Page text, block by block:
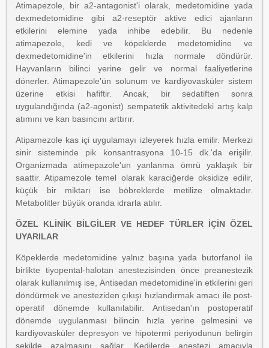
Atimapezole, bir a2-antagonist'i olarak, medetomidine yada
dexmedetomidine gibi a2-reseptör aktive edici ajanların
etkilerini elemine yada inhibe edebilir. Bu nedenle
atimapezole, kedi ve köpeklerde medetomidine ve
dexmedetomidine'in etkilerini hızla normale döndürür.
Hayvanların bilinci yerine gelir ve normal faaliyetlerine
dönerler. Atimapezole'ün solunum ve kardiyovasküler sistem
üzerine etkisi hafiftir. Ancak, bir sedatiften sonra
uygulandığında (a2-agonist) sempatetik aktivitedeki artış kalp
atımını ve kan basıncını arttırır.
Atipamezole kas içi uygulamayı izleyerek hızla emilir. Merkezi
sinir sisteminde pik konsantrasyona 10-15 dk.'da erişilir.
Organizmada atimepazole'un yanlanma ömrü yaklaşık bir
saattir. Atipamezole temel olarak karaciğerde oksidize edilir,
küçük bir miktarı ise böbreklerde metilize olmaktadır.
Metabolitler büyük oranda idrarla atılır.
ÖZEL KLİNİK BİLGİLER VE HEDEF TÜRLER İÇİN ÖZEL
UYARILAR
Köpeklerde medetomidine yalnız başına yada butorfanol ile
birlikte tiyopental-halotan anestezisinden önce preanestezik
olarak kullanılmış ise, Antisedan medetomidine'in etkilerini geri
döndürmek ve anesteziden çıkışı hızlandırmak amacı ile post-
operatif dönemde kullanılabilir. Antisedan'ın postoperatif
dönemde uygulanması bilincin hızla yerine gelmesini ve
kardiyovasküler depresyon ve hipotermi periyodunun belirgin
şekilde azalmasını sağlar. Kedilerde anestezi amacıyla